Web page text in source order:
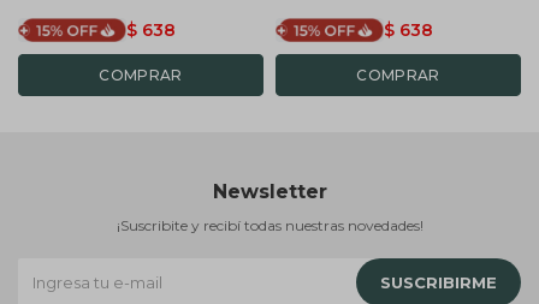
$ 638
$ 638
Newsletter
¡Suscribite y recibí todas nuestras novedades!
SUSCRIBIRME